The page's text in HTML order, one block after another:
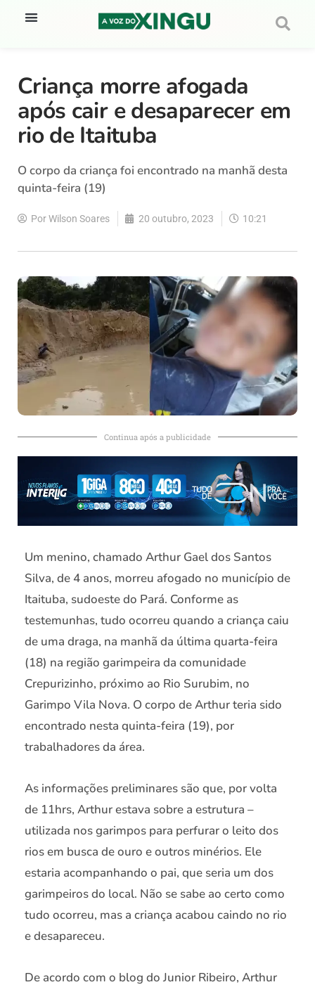
Criança morre afogada
após cair e desaparecer em
rio de Itaituba
O corpo da criança foi encontrado na manhã desta
quinta-feira (19)
PorWilson Soares 20 outubro, 2023 10:21
Continua após a publicidade
Um menino, chamado Arthur Gael dos Santos
Silva, de 4 anos, morreu afogado no município de
Itaituba, sudoeste do Pará. Conforme as
testemunhas, tudo ocorreu quando a criança caiu
de uma draga, na manhã da última quarta-feira
(18) na região garimpeira da comunidade
Crepurizinho, próximo ao Rio Surubim, no
Garimpo Vila Nova. O corpo de Arthur teria sido
encontrado nesta quinta-feira (19), por
trabalhadores da área.
As informações preliminares são que, por volta
de 11hrs, Arthur estava sobre a estrutura –
utilizada nos garimpos para perfurar o leito dos
rios em busca de ouro e outros minérios. Ele
estaria acompanhando o pai, que seria um dos
garimpeiros do local. Não se sabe ao certo como
tudo ocorreu, mas a criança acabou caindo no rio
e desapareceu.
De acordo com o blog do Junior Ribeiro, Arthur